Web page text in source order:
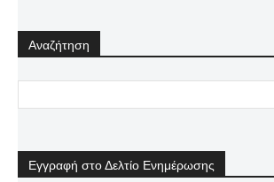
Αναζήτηση
Εγγραφή στο Δελτίο Ενημέρωσης